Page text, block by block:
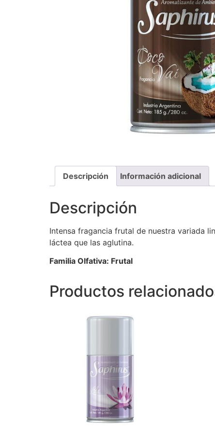
Descripción Información adicional
Descripción
Intensa fragancia frutal de nuestra variada
láctea que las aglutina.
Familia Olfativa: Frutal
Productos